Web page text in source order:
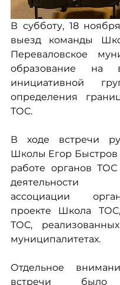
В субботу, 18
выезд команды
Переваловское
образование на
инициативной
определения
ТОС.
В ходе встречи
Школы Егор Быстров
работе органов
деятельности
ассоциации
проекте Школа ТОС,
ТОС,
муниципалитетах.
Отдельное
встречи было